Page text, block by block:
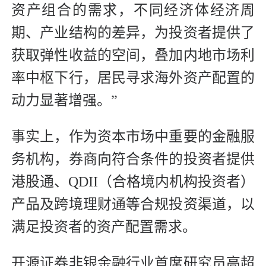
资产组合的需求，不同经济体经济周
期、产业结构的差异，为投资者提供了
获取弹性收益的空间，叠加内地市场利
率中枢下行，居民寻求海外资产配置的
动力显著增强。”
事实上，作为资本市场中重要的金融服
务机构，券商向符合条件的投资者提供
港股通、QDII（合格境内机构投资者）
产品及跨境理财通等合规投资渠道，以
满足投资者的资产配置需求。
开源证券非银金融行业首席研究员高超